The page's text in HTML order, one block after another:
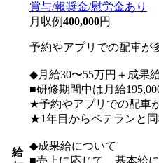
給
賞与/報奨金/慰労金あり
月収例400,000円
予約やアプリでの配車が
◆月給30〜55万円＋成果
■研修期間中は月給
★予約やアプリでの配車
★1年目からベテランと同
◆成果給について